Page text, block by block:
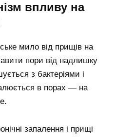
впливу на
мило від прищів на
пори від надлишку
з бактеріями і
в порах — на
запалення і прищі